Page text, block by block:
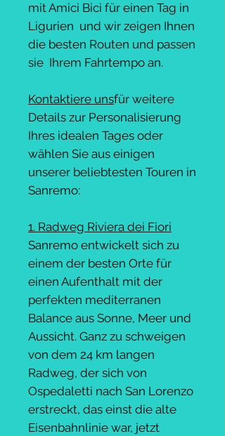
mit Amici Bici für einen Tag in
Ligurien und wir zeigen Ihnen
die besten Routen und passen
sie Ihrem Fahrtempo an.
Kontaktiere unsfür weitere
Details zur Personalisierung
Ihres idealen Tages oder
wählen Sie aus einigen
unserer beliebtesten Touren in
Sanremo:
1. Radweg Riviera dei Fiori
Sanremo entwickelt sich zu
einem der besten Orte für
einen Aufenthalt mit der
perfekten mediterranen
Balance aus Sonne, Meer und
Aussicht. Ganz zu schweigen
von dem 24 km langen
Radweg, der sich von
Ospedaletti nach San Lorenzo
erstreckt, das einst die alte
Eisenbahnlinie war, jetzt